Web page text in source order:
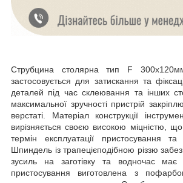
Струбцина столярна тип F
застосовується для затискання та
деталей під час склеювання та інших
максимальної зручності пристрій
верстаті. Матеріал конструкції
вирізняється своєю високою міцністю,
термін експлуатації пристосування та
Шпиндель із трапецієподібною різзю
зусиль на заготівку та водночас має
пристосування виготовлена з